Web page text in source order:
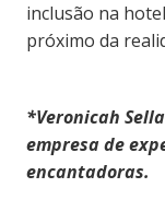
inclusão na
próximo da
*Veronicah
empresa de
encantadoras.